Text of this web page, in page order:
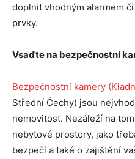
doplnit vhodným alarmem
prvky.
Vsaďte na bezpečnostní
Bezpečnostní kamery
Střední Čechy) jsou
nemovitost. Nezáleží na
nebytové prostory, jako
bezpečí a také o zajištění